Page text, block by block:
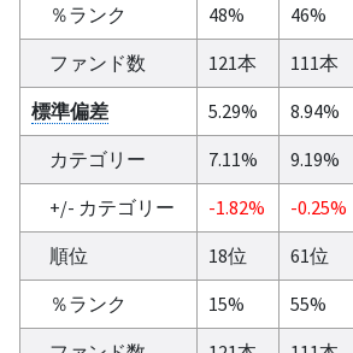
％ランク
48% 46%
ファンド数
121本 111本
標準偏差
5.29% 8.94%
カテゴリー
7.11% 9.19%
+/- カテゴリー
-1.82% -0.25%
順位
18位 61位
％ランク
15% 55%